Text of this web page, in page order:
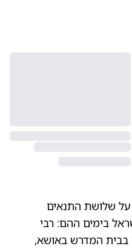
שלושת התנאים
בימים ההם: רבי
בבית המדרש באושא,